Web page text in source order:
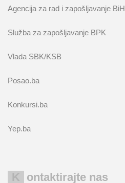
Agencija za rad i zapošljavanje BiH
Služba za zapošljavanje BPK
Vlada SBK/KSB
Posao.ba
Konkursi.ba
Yep.ba
Kontaktirajte nas